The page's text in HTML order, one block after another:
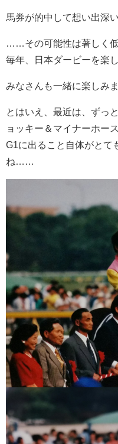
馬券が的中して想い出深
……その可能性は著しく
毎年、日本ダービーを楽
みなさんも一緒に楽しみ
とはいえ、最近は、ずっ
ョッキー＆マイナーホー
G1に出ること自体がとて
ね……